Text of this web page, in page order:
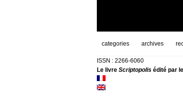
categories archives
ISSN : 2266-6060
Le livre Scriptopolisédité par